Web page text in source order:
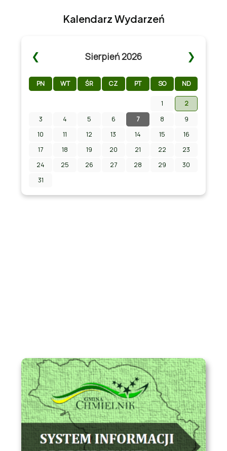
Kalendarz Wydarzeń
❮ Sierpień 2026 ❯
PN WT ŚR CZ PT SO ND
1 2
Zapraszamy na Letni Pokaz Filmowy na
stadionie w Chmielniku!
3 4 5 6 7 8
9
10
11 12 13 14 15
16
17
18 19 20 21 22
23
24
25 26 27 28 29
30
31